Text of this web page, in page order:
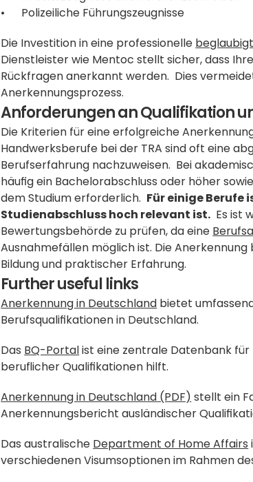
Polizeiliche Führungszeugnisse
Die Investition in eine professionelle
Dienstleister wie Mentoc stellt sicher, dass
Rückfragen anerkannt werden.  Dies
Anerkennungsprozess.
Anforderungen an Qualifikation
Die Kriterien für eine erfolgreiche
Handwerksberufe bei der TRA sind oft eine
Berufserfahrung nachzuweisen.  Bei
häufig ein Bachelorabschluss oder höher
dem Studium erforderlich. Für einige Berufe
Studienabschluss hoch relevant ist.
Es
Bewertungsbehörde zu prüfen, da eine
Ausnahmefällen möglich ist. Die
Bildung und praktischer Erfahrung.
Further useful links
Anerkennung in Deutschland bietet
Berufsqualifikationen in Deutschland.
Das BQ-Portal ist eine zentrale Datenbank
beruflicher Qualifikationen hilft.
Anerkennung in Deutschland (PDF) stellt ein
Anerkennungsbericht ausländischer
Das australische Department of Home Affairs
verschiedenen Visumsoptionen im Rahmen